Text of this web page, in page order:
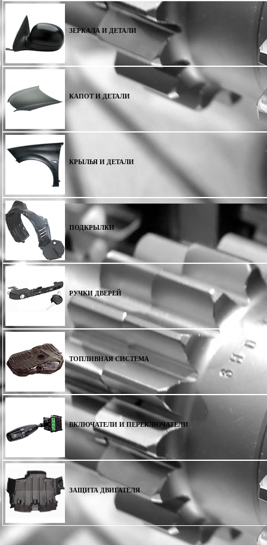
ЗЕРКАЛА И ДЕТАЛИ
КАПОТ И ДЕТАЛИ
КРЫЛЬЯ И ДЕТАЛИ
ПОДКРЫЛКИ
РУЧКИ ДВЕРЕЙ
ТОПЛИВНАЯ СИСТЕМА
ВКЛЮЧАТЕЛИ И ПЕРЕКЛЮЧАТЕЛИ
ЗАЩИТА ДВИГАТЕЛЯ